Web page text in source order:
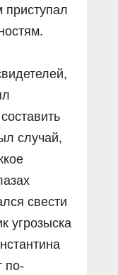
приступал
случай,
свести
угрозыска
по-